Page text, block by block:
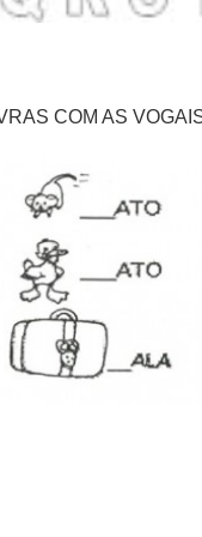
COM AS